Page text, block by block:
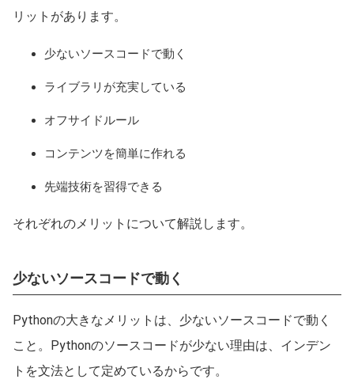
リットがあります。
少ないソースコードで動く
ライブラリが充実している
オフサイドルール
コンテンツを簡単に作れる
先端技術を習得できる
それぞれのメリットについて解説します。
少ないソースコードで動く
Pythonの大きなメリットは、少ないソースコードで動く
こと。Pythonのソースコードが少ない理由は、インデン
トを文法として定めているからです。